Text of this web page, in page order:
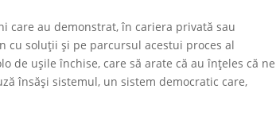
care au demonstrat, în cariera privată sau
cu soluții și pe parcursul acestui proces al
de ușile închise, care să arate că au înțeles că ne
însăși sistemul, un sistem democratic care,